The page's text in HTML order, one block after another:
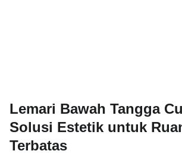
Lemari Bawah Tangga
Solusi Estetik untuk
Terbatas